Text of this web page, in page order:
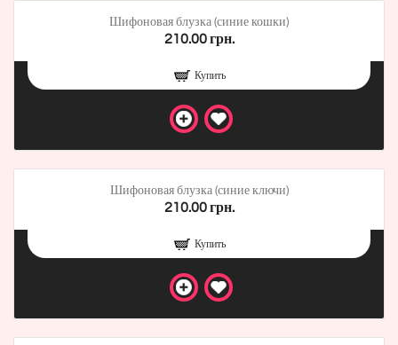
Шифоновая блузка (синие кошки)
210.00 грн.
Купить
Шифоновая блузка (синие ключи)
210.00 грн.
Купить